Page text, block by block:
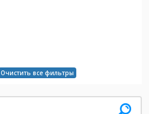
Очистить все фильтры